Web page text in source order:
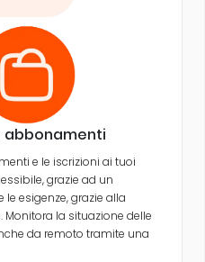
abbonamenti
e le iscrizioni ai tuoi
grazie ad un
esigenze, grazie alla
Monitora la situazione delle
da remoto tramite una